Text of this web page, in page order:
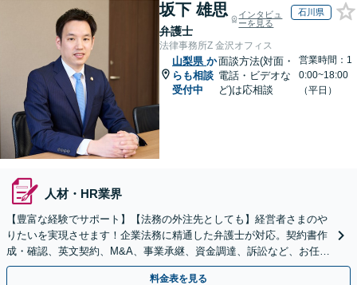
坂下 雄思
弁護士
インタビュ
ーを見る
石川県
法律事務所Z 金沢オフィス
山梨県 か
らも相談
受付中
面談方法(対面・
電話・ビデオな
ど)は応相談
営業時間：1
0:00~18:00
（平日）
人材・HR業界
【豊富な経験でサポート】【法務の外注先としても】経営者さまのや
りたいを実現させます！企業法務に精通した弁護士が対応。契約書作
成・確認、英文契約、M&A、事業承継、資金調達、訴訟など、お任せ
ください【複数の顧問契約プランあり】【英語対応】
料金表を見る